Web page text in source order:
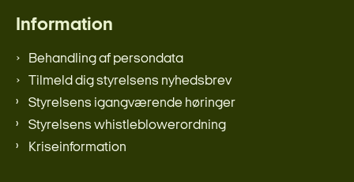
Information
Behandling af persondata
Tilmeld dig styrelsens nyhedsbrev
Styrelsens igangværende høringer
Styrelsens whistleblowerordning
Kriseinformation